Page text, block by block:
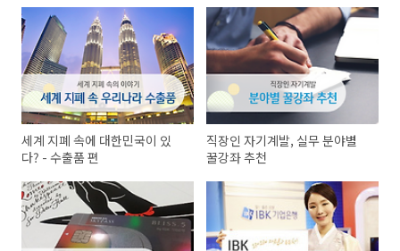
세계 지폐 속에 대한민국이 있
다? - 수출품 편
직장인 자기계발, 실무 분야별
꿀강좌 추천